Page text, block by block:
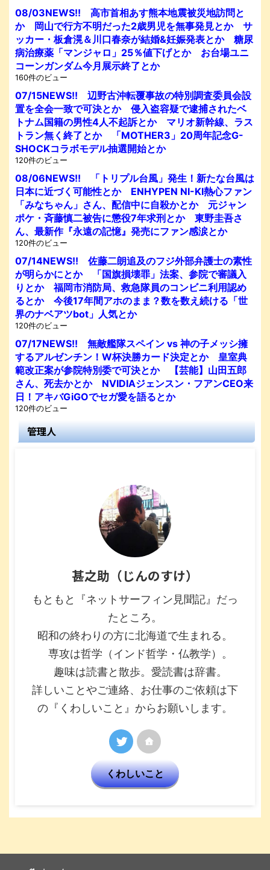
08/03NEWS!! 高市首相あす熊本地震被災地訪問と
か 岡山で行方不明だった2歳男児を無事発見とか サ
ッカー・板倉滉＆川口春奈が結婚&妊娠発表とか 糖尿
病治療薬「マンジャロ」25％値下げとか お台場ユニ
コーンガンダム今月展示終了とか
160件のビュー
07/15NEWS!! 辺野古沖転覆事故の特別調査委員会設
置を全会一致で可決とか 侵入盗容疑で逮捕されたベ
トナム国籍の男性4人不起訴とか マリオ新幹線、ラス
トラン無く終了とか 「MOTHER3」20周年記念G-
SHOCKコラボモデル抽選開始とか
120件のビュー
08/06NEWS!! 「トリプル台風」発生！新たな台風は
日本に近づく可能性とか ENHYPEN NI-KI熱心ファン
「みなちゃん」さん、配信中に自殺かとか 元ジャン
ポケ・斉藤慎二被告に懲役7年求刑とか 東野圭吾さ
ん、最新作『永遠の記憶』発売にファン感涙とか
120件のビュー
07/14NEWS!! 佐藤二朗追及のフジ外部弁護士の素性
が明らかにとか 「国旗損壊罪」法案、参院で審議入
りとか 福岡市消防局、救急隊員のコンビニ利用認め
るとか 今後17年間アホのまま？数を数え続ける「世
界のナベアツbot」人気とか
120件のビュー
07/17NEWS!! 無敵艦隊スペイン vs 神の子メッシ擁
するアルゼンチン！W杯決勝カード決定とか 皇室典
範改正案が参院特別委で可決とか 【芸能】山田五郎
さん、死去かとか NVIDIAジェンスン・フアンCEO来
日！アキバGiGOでセガ愛を語るとか
120件のビュー
管理人
甚之助（じんのすけ）
もともと『ネットサーフィン見聞記』だっ
たところ。
昭和の終わりの方に北海道で生まれる。
専攻は哲学（インド哲学・仏教学）。
趣味は読書と散歩。愛読書は辞書。
詳しいことやご連絡、お仕事のご依頼は下
の『くわしいこと』からお願いします。
くわしいこと